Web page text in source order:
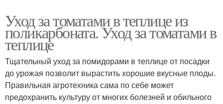
Уход за томатами в теплице из
поликарбоната. Уход за томатами в
теплице
Тщательный уход за помидорами в теплице от посадки
до урожая позволит вырастить хорошие вкусные плоды.
Правильная агротехника сама по себе может
предохранить культуру от многих болезней и обильного